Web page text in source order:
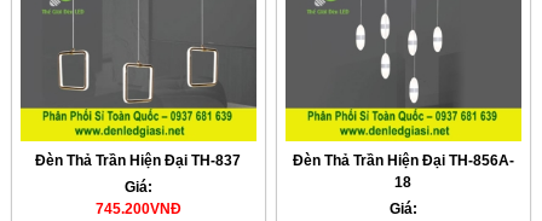
Đèn Thả Trần Hiện Đại TH-837
Giá:
745.200VNĐ
Đèn Thả Trần Hiện Đại TH-856A-
18
Giá: